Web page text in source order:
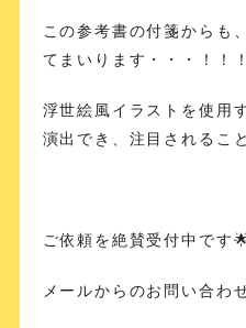
この参考書の付箋からも
てまいります・・・！！！
浮世絵風イラストを使用
演出でき、注目されるこ
ご依頼を絶賛受付中です
メールからのお問い合わ